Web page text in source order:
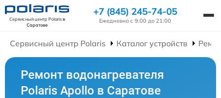
Сервисный центр Polarisв
Саратове
+7 (845) 245-74-05
Ежедневно с 9:00 до 21:00
Сервисный центр Polaris Каталог устройств
Ремонт водонагревателя
Polaris Apollo в Саратове